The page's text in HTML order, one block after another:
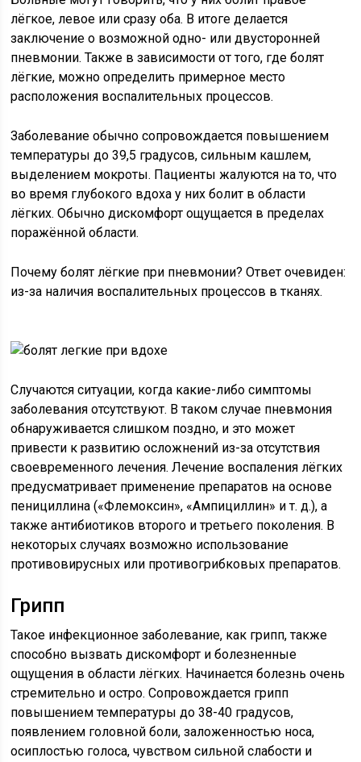
лёгкое, левое или сразу оба. В итоге делается
заключение о возможной одно- или двусторонней
пневмонии. Также в зависимости от того, где болят
лёгкие, можно определить примерное место
расположения воспалительных процессов.
Заболевание обычно сопровождается повышением
температуры до 39,5 градусов, сильным кашлем,
выделением мокроты. Пациенты жалуются на то, что
во время глубокого вдоха у них болит в области
лёгких. Обычно дискомфорт ощущается в пределах
поражённой области.
Почему болят лёгкие при пневмонии? Ответ очевиден:
из-за наличия воспалительных процессов в тканях.
Случаются ситуации, когда какие-либо симптомы
заболевания отсутствуют. В таком случае пневмония
обнаруживается слишком поздно, и это может
привести к развитию осложнений из-за отсутствия
своевременного лечения. Лечение воспаления лёгких
предусматривает применение препаратов на основе
пенициллина («Флемоксин», «Ампициллин» и т. д.), а
также антибиотиков второго и третьего поколения. В
некоторых случаях возможно использование
противовирусных или противогрибковых препаратов.
Грипп
Такое инфекционное заболевание, как грипп, также
способно вызвать дискомфорт и болезненные
ощущения в области лёгких. Начинается болезнь очень
стремительно и остро. Сопровождается грипп
повышением температуры до 38-40 градусов,
появлением головной боли, заложенностью носа,
осиплостью голоса, чувством сильной слабости и